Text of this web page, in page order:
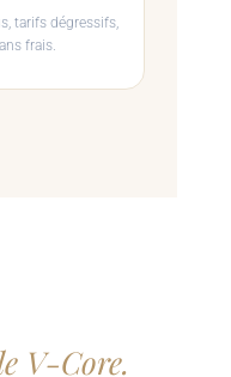
tarifs dégressifs,
frais.
V-Core.